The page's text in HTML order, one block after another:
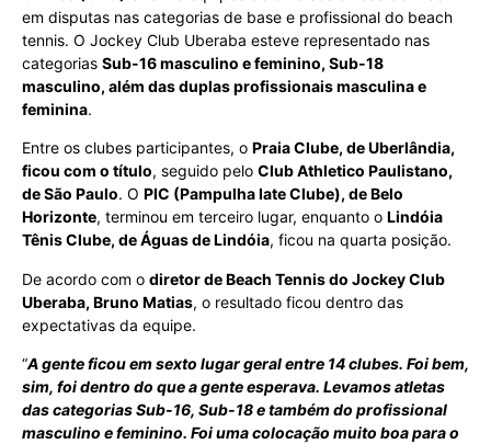
em disputas nas categorias de base e profissional do beach
tennis. O Jockey Club Uberaba esteve representado nas
categorias Sub-16 masculino e feminino, Sub-18
masculino, além das duplas profissionais masculina e
feminina.
Entre os clubes participantes, o Praia Clube, de Uberlândia,
ficou com o título, seguido pelo Club Athletico Paulistano,
de São Paulo. O PIC (Pampulha Iate Clube), de Belo
Horizonte, terminou em terceiro lugar, enquanto o Lindóia
Tênis Clube, de Águas de Lindóia, ficou na quarta posição.
De acordo com o diretor de Beach Tennis do Jockey Club
Uberaba, Bruno Matias, o resultado ficou dentro das
expectativas da equipe.
“A gente ficou em sexto lugar geral entre 14 clubes. Foi bem,
sim, foi dentro do que a gente esperava. Levamos atletas
das categorias Sub-16, Sub-18 e também do profissional
masculino e feminino. Foi uma colocação muito boa para o